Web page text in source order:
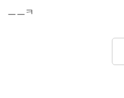
ㅡㅡㅋ